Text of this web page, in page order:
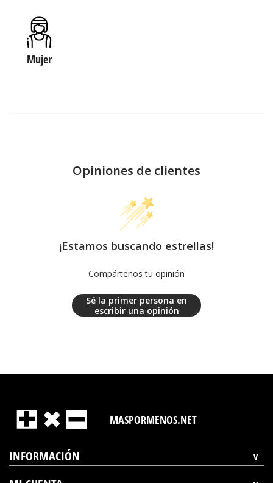
Mujer
Opiniones de clientes
¡Estamos buscando estrellas!
Compártenos tu opinión
Sé la primer persona en
escribir una opinión
MASPORMENOS.NET
INFORMACIÓN